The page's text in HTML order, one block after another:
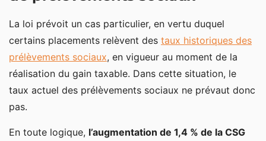
La loi prévoit un cas particulier, en vertu duquel
certains placements relèvent des taux historiques des
prélèvements sociaux, en vigueur au moment de la
réalisation du gain taxable. Dans cette situation, le
taux actuel des prélèvements sociaux ne prévaut donc
pas.
En toute logique, l’augmentation de 1,4 % de la CSG